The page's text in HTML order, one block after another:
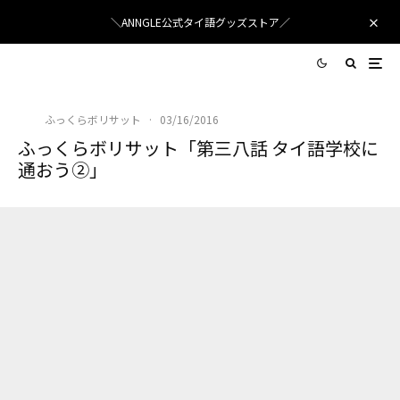
＼ANNGLE公式タイ語グッズストア／
ふっくらボリサット · 03/16/2016
ふっくらボリサット「第三八話 タイ語学校に
通おう②」